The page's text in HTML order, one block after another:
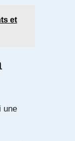
et
une